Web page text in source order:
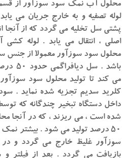
محلول آب نمک سود سوزآور از
لوله تصفیه و به خارج جریان می
پشتی سل تخلیه می گردد که از آنجا
اصلی ، انتقال می یابد . لوله
محلول سود سوزآور معمولا از جنس
باشد .
کلرید سدیم تجزیه شده نماید .
داخل دستگاه تبخیر چندگانه که
شده است ، می ریزند ، که در آنجا
۵۰ درصد تولید می شود . بیشتر
سوزآور غلیظ خارج می گردد و در
بازیافت می گردد . بعد از